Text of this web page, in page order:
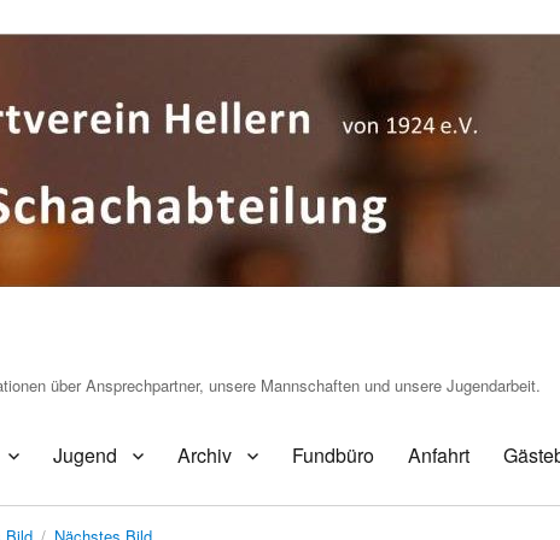
über Ansprechpartner, unsere Mannschaften und unsere Jugendarbeit.
Jugend Archiv Fundbüro Anfahrt